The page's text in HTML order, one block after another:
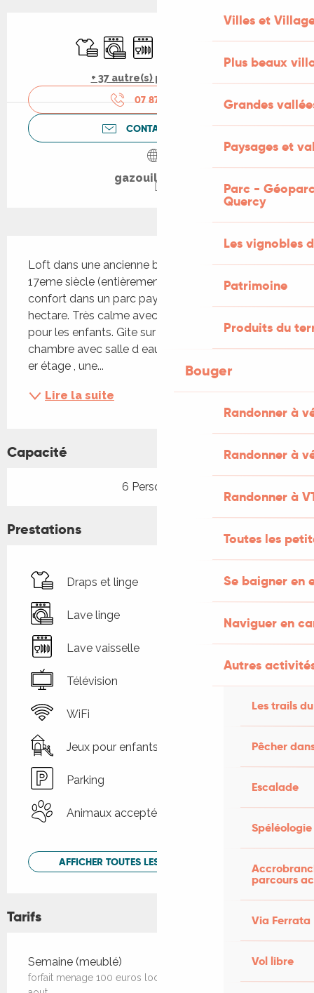
Villes et
Plus beaux
Grandes
Paysages et
Parc -
Quercy
Les vignobles
Patrimoine
Produits du
Bouger
Randonner à
Randonner à
Randonner à
Toutes les
Se baigner en
Naviguer en
Autres
Les trails
Pêcher
Escalade
Spéléologie
parcours
Via Ferrata
Vol libre
Ouverture et coordonnées
Draps et linge
Lave lingeLave vaisselle Jeux pour enfants
+ 37 autre(s) prestation(s)
07 87 34 77
CONTACTEZ-NOUS
gazouillerie.fr
Loft dans une ancienne bâtisse en pierre du
17eme siècle (entièrement refaite en 2008), tout
confort dans un parc paysagé et boisé d un
hectare. Très calme avec piscine et salle de jeux
pour les enfants. Gite sur 3 niveaux, au rdc , une
chambre avec salle d eau, rdj une chambre, au 1
er étage , une...
Lire la suite
Capacité
6 Personne(s)
Prestations
Draps et linge
Lave linge
Lave vaisselle
Télévision
WiFi
Jeux pour enfants / Espace jeux
Parking
Animaux acceptés
AFFICHER TOUTES LES PRESTATIONS
Tarifs
Tarifs 2026
Semaine (meublé)
forfait menage 100 euros location uniquement juillet et